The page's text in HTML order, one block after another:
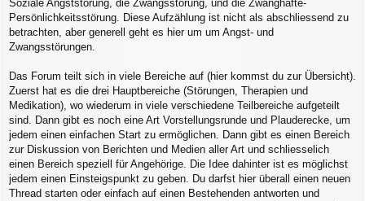
Soziale Angststörung, die Zwangsstörung, und die Zwanghafte-
Persönlichkeitsstörung. Diese Aufzählung ist nicht als abschliessend zu
betrachten, aber generell geht es hier um um Angst- und
Zwangsstörungen.
Das Forum teilt sich in viele Bereiche auf (hier kommst du zur Übersicht).
Zuerst hat es die drei Hauptbereiche (Störungen, Therapien und
Medikation), wo wiederum in viele verschiedene Teilbereiche aufgeteilt
sind. Dann gibt es noch eine Art Vorstellungsrunde und Plauderecke, um
jedem einen einfachen Start zu ermöglichen. Dann gibt es einen Bereich
zur Diskussion von Berichten und Medien aller Art und schliesselich
einen Bereich speziell für Angehörige. Die Idee dahinter ist es möglichst
jedem einen Einsteigspunkt zu geben. Du darfst hier überall einen neuen
Thread starten oder einfach auf einen Bestehenden antworten und